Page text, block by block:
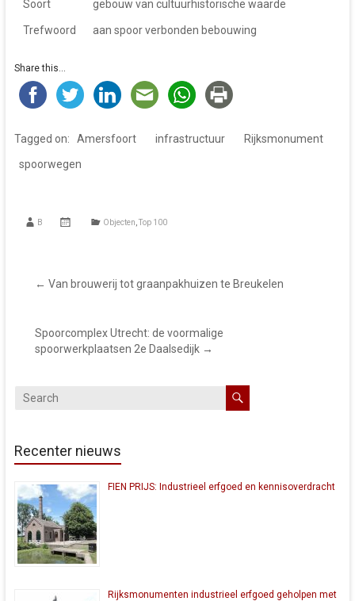
Soort gebouw van cultuurhistorische waarde
Trefwoord aan spoor verbonden bebouwing
Share this...
Tagged on: Amersfoort infrastructuur
Rijksmonument
spoorwegen
B Objecten Top 100
← Van brouwerij tot graanpakhuizen te Breukelen
Spoorcomplex Utrecht: de voormalige
spoorwerkplaatsen 2e Daalsedijk →
Recenter nieuws
FIEN PRIJS: Industrieel erfgoed en kennisoverdracht
Rijksmonumenten industrieel erfgoed geholpen met